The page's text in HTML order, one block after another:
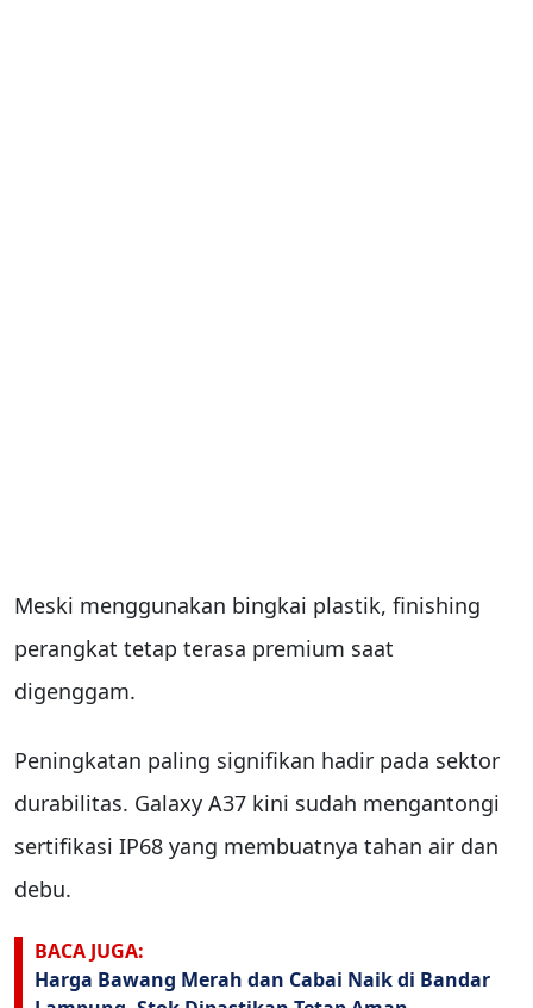
Meski menggunakan bingkai plastik, finishing
perangkat tetap terasa premium saat
digenggam.
Peningkatan paling signifikan hadir pada sektor
durabilitas. Galaxy A37 kini sudah mengantongi
sertifikasi IP68 yang membuatnya tahan air dan
debu.
BACA JUGA:
Harga Bawang Merah dan Cabai Naik di Bandar